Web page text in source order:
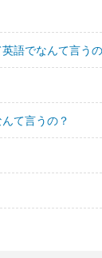
語でなんて言う
て言うの？